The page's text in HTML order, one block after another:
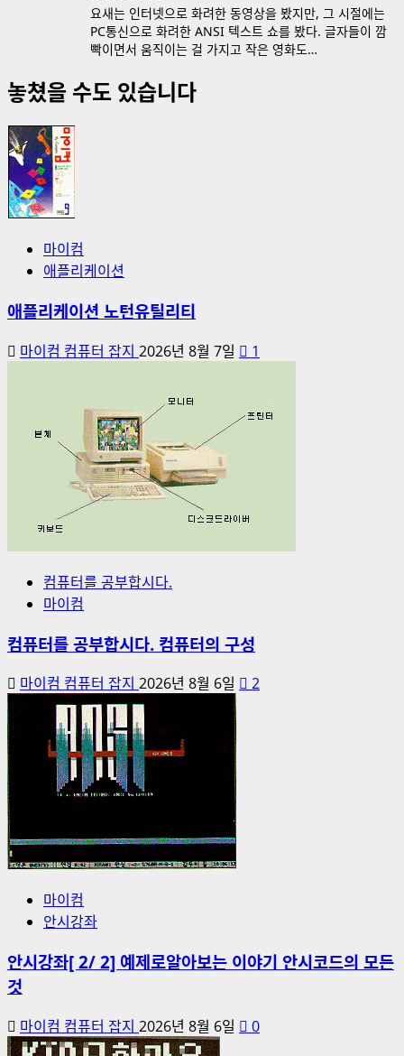
요새는 인터넷으로 화려한 동영상을 봤지만, 그 시절에는
PC통신으로 화려한 ANSI 텍스트 쇼를 봤다. 글자들이 깜
빡이면서 움직이는 걸 가지고 작은 영화도…
놓쳤을 수도 있습니다
마이컴
애플리케이션
애플리케이션 노턴유틸리티
마이컴 컴퓨터 잡지 2026년 8월 7일 1
컴퓨터를 공부합시다.
마이컴
컴퓨터를 공부합시다. 컴퓨터의 구성
마이컴 컴퓨터 잡지 2026년 8월 6일 2
마이컴
안시강좌
안시강좌[ 2/ 2] 예제로알아보는 이야기 안시코드의 모든
것
마이컴 컴퓨터 잡지 2026년 8월 6일 0